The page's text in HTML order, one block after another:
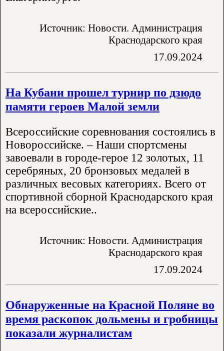
Источник: Новости. Администрация
Краснодарского края
17.09.2024
На Кубани прошел турнир по дзюдо
памяти героев Малой земли
Всероссийские соревнования состоялись в
Новороссийске. – Наши спортсмены
завоевали в городе-герое 12 золотых, 11
серебряных, 20 бронзовых медалей в
различных весовых категориях. Всего от
спортивной сборной Краснодарского края
на всероссийские..
Источник: Новости. Администрация
Краснодарского края
17.09.2024
Обнаруженные на Красной Поляне во
время раскопок дольмены и гробницы
показали журналистам